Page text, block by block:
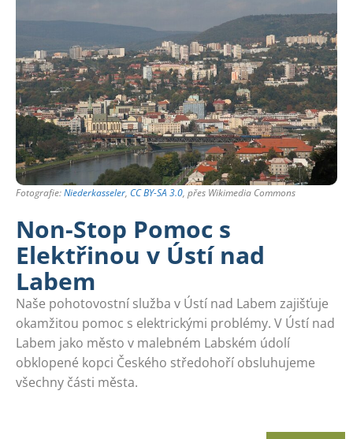
Fotografie:Niederkasseler, CC BY-SA 3.0, přes Wikimedia Commons
Non-Stop Pomoc s
Elektřinou v Ústí nad
Labem
Naše pohotovostní služba v Ústí nad Labem zajišťuje
okamžitou pomoc s elektrickými problémy. V Ústí nad
Labem jako město v malebném Labském údolí
obklopené kopci Českého středohoří obsluhujeme
všechny části města.